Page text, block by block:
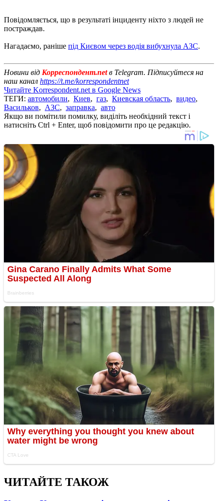
Повідомляється, що в результаті інциденту ніхто з людей не
постраждав.
Нагадаємо, раніше під Києвом через водія вибухнула АЗС.
Новини від Корреспондент.netв Telegram. Підписуйтеся на
наш канал https://t.me/korrespondentnet
Читайте Korrespondent.net в Google News
ТЕГИ: автомобили, Киев, газ, Киевская область, видео,
Васильков, АЗС, заправка, авто
Якщо ви помітили помилку, виділіть необхідний текст і
натисніть Ctrl + Enter, щоб повідомити про це редакцію.
ЧИТАЙТЕ ТАКОЖ